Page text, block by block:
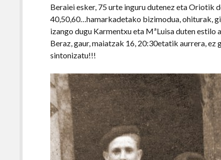
Beraiei esker, 75 urte inguru dutenez eta Oriotik
40,50,60…hamarkadetako bizimodua, ohiturak,
izango dugu Karmentxu eta MªLuisa duten
Beraz, gaur, maiatzak 16, 20:30etatik aurrera,
sintonizatu!!!